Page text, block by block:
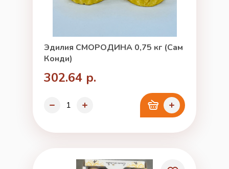
Эдилия СМОРОДИНА 0,75 кг (Сам
Конди)
302.64 р.